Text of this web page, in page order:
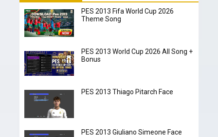
PES 2013 Fifa World Cup 2026
Theme Song
PES 2013 World Cup 2026 All Song +
Bonus
PES 2013 Thiago Pitarch Face
PES 2013 Giuliano Simeone Face